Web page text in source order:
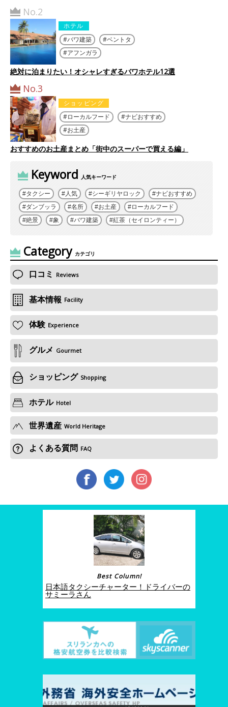
No.2
ホテル
バワ建築
ベントタ
アフンガラ
絶対に泊まりたい！オシャレすぎるバワホテル12選
No.3
ショッピング
ローカルフード
ナビおすすめ
お土産
おすすめのお土産まとめ「街中のスーパーで買える編」
Keyword 人気キーワード
タクシー 人気 シーギリヤロック
ナビおすすめ
ダンブッラ
名所 お土産
ローカルフード
絶景
象 バワ建築 紅茶（セイロンティー）
Category カテゴリ
口コミ Reviews
基本情報 Facility
体験 Experience
グルメ Gourmet
ショッピング Shopping
ホテル Hotel
世界遺産 World Heritage
よくある質問 FAQ
Best Column!
日本語タクシーチャーター！ドライバーの
サミーラさん